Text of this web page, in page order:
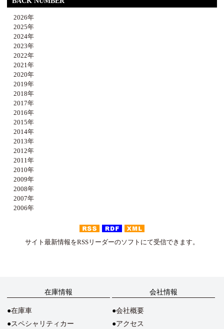
2026年
2025年
2024年
2023年
2022年
2021年
2020年
2019年
2018年
2017年
2016年
2015年
2014年
2013年
2012年
2011年
2010年
2009年
2008年
2007年
2006年
サイト最新情報をRSSリーダーのソフトにて受信できます。
在庫情報
在庫車
スペシャリティカー
会社情報
会社概要
アクセス